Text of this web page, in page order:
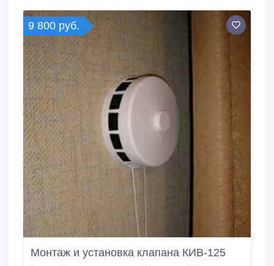
часа, гарантия год и абсолютно без ремонта.
9 800 руб.
Монтаж и установка клапана КИВ-125